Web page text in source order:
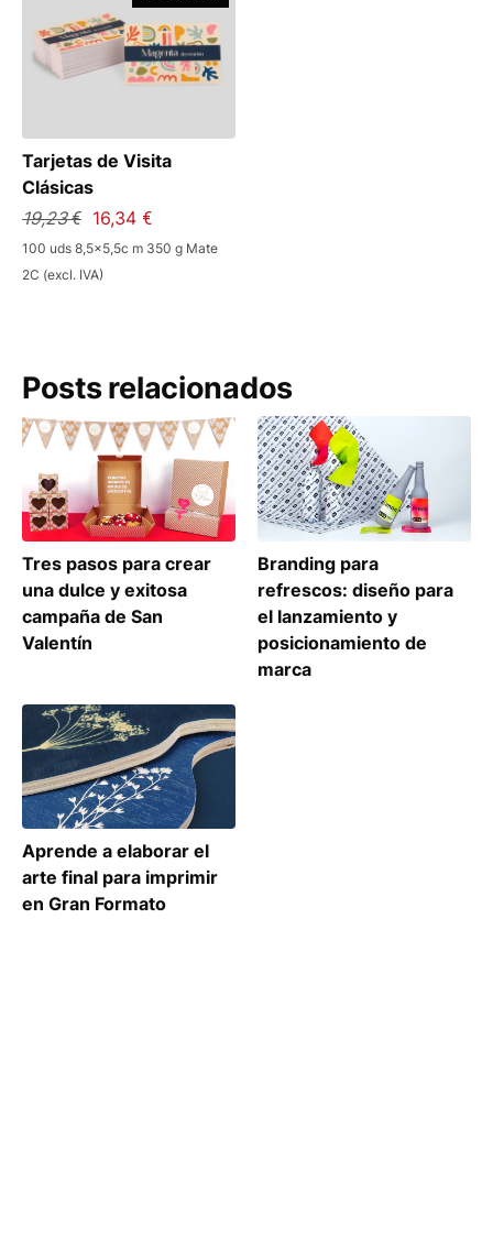
Tarjetas de Visita
Clásicas
19,23 € 16,34 €
100 uds 8,5x5,5c m 350 g Mate
2C (excl. IVA)
Posts relacionados
Tres pasos para crear
una dulce y exitosa
campaña de San
Valentín
Branding para
refrescos: diseño para
el lanzamiento y
posicionamiento de
marca
Aprende a elaborar el
arte final para imprimir
en Gran Formato